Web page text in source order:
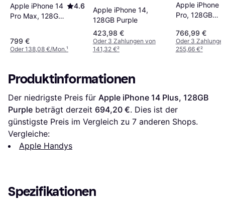
Apple iPhone 14
Pro Max, 128GB
4.6
799 €
Oder 138,08 €/Mon.¹
Apple iPhone 14,
128GB Purple
423,98 €
Oder 3 Zahlungen von
141,32 €²
Apple iPhone
Pro, 128GB
766,99 €
Oder 3
255,66 €²
Produktinformationen
Der niedrigste Preis für Apple iPhone 14 Plus, 128GB
Purple beträgt derzeit 694,20 €. Dies ist der
günstigste Preis im Vergleich zu 7 anderen Shops.
Vergleiche:
Apple Handys
Spezifikationen